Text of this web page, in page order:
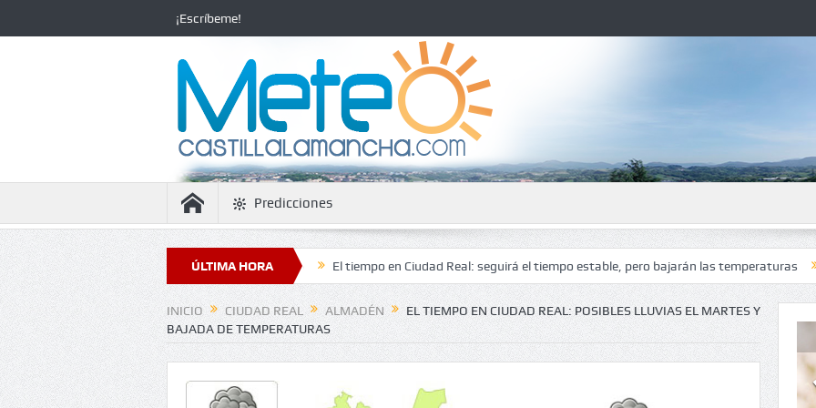
¡Escríbeme!
Predicciones
ÚLTIMA HORA
con temperaturas en ascenso El tiempo en Ciudad Real: seguirá el tiempo estable, pero bajarán las temperaturas El tiempo
INICIO CIUDAD REAL ALMADÉN
EL TIEMPO EN CIUDAD REAL: POSIBLES LLUVIAS EL MARTES Y
BAJADA DE TEMPERATURAS